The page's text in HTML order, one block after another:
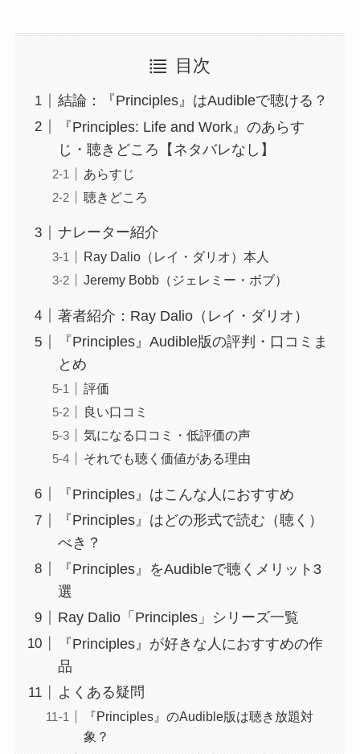
目次
結論：『Principles』はAudibleで聴ける？
『Principles: Life and Work』のあらす
じ・聴きどころ【ネタバレなし】
あらすじ
聴きどころ
ナレーター紹介
Ray Dalio（レイ・ダリオ）本人
Jeremy Bobb（ジェレミー・ボブ）
著者紹介：Ray Dalio（レイ・ダリオ）
『Principles』Audible版の評判・口コミま
とめ
評価
良い口コミ
気になる口コミ・低評価の声
それでも聴く価値がある理由
『Principles』はこんな人におすすめ
『Principles』はどの形式で読む（聴く）
べき？
『Principles』をAudibleで聴くメリット3
選
Ray Dalio「Principles」シリーズ一覧
『Principles』が好きな人におすすめの作
品
よくある疑問
『Principles』のAudible版は聴き放題対
象？